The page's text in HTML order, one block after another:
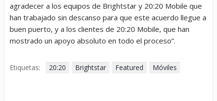
agradecer a los equipos de Brightstar y 20:20 Mobile que
han trabajado sin descanso para que este acuerdo llegue a
buen puerto, y a los clientes de 20:20 Mobile, que han
mostrado un apoyo absoluto en todo el proceso”.
Etiquetas: 20:20 Brightstar Featured Móviles